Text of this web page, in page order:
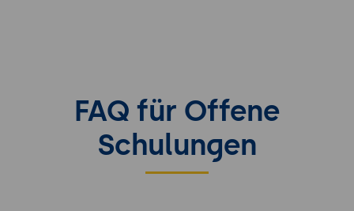
FAQ für Offene
Schulungen